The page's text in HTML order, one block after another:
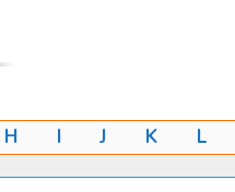
H I J K L